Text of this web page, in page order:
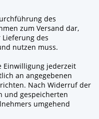
des
zum Versand dar,
Lieferung des
nutzen muss.
Einwilligung jederzeit
an angegebenen
Nach Widerruf der
und gespeicherten
umgehend